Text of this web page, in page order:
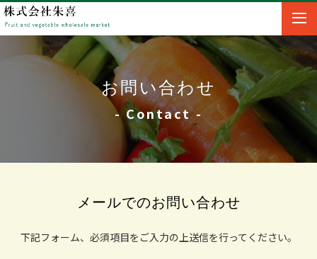
お問い合わせ
- Contact -
メールでのお問い合わせ
下記フォーム、必須項目をご入力の上送信を行ってください。